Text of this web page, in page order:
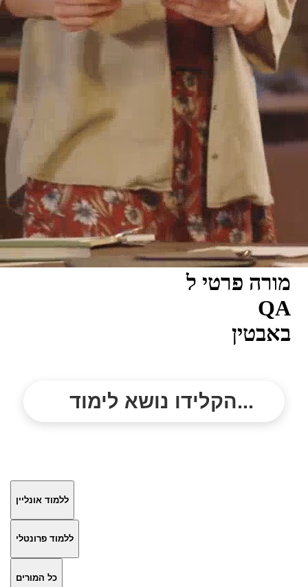
מורה פרטי ל
QA
באבטין
הקלידו נושא לימוד...
ללמוד אונליין
ללמוד פרונטלי
כל המורים